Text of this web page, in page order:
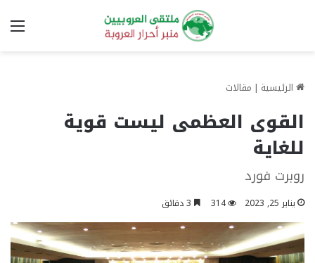
الرئيسية | مقالات
القوى العظمى ليست قوية
للغاية
روبرت فورد
يناير 25, 2023 314